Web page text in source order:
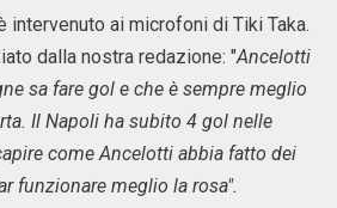
intervenuto ai microfoni di Tiki Taka.
dalla nostra redazione: "Ancelotti
sa fare gol e che è sempre meglio
Il Napoli ha subito 4 gol nelle
come Ancelotti abbia fatto dei
funzionare meglio la rosa".